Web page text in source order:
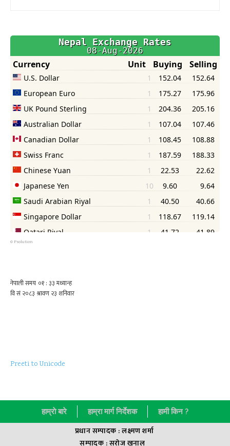
© Psolution
Preeti to Unicode
हाम्राे बारे हाम्रा मार्ग निर्देशक हामी किन ?
प्रधान सम्पादक : लक्ष्मण शर्मा
सम्पादक : सराेज खनाल